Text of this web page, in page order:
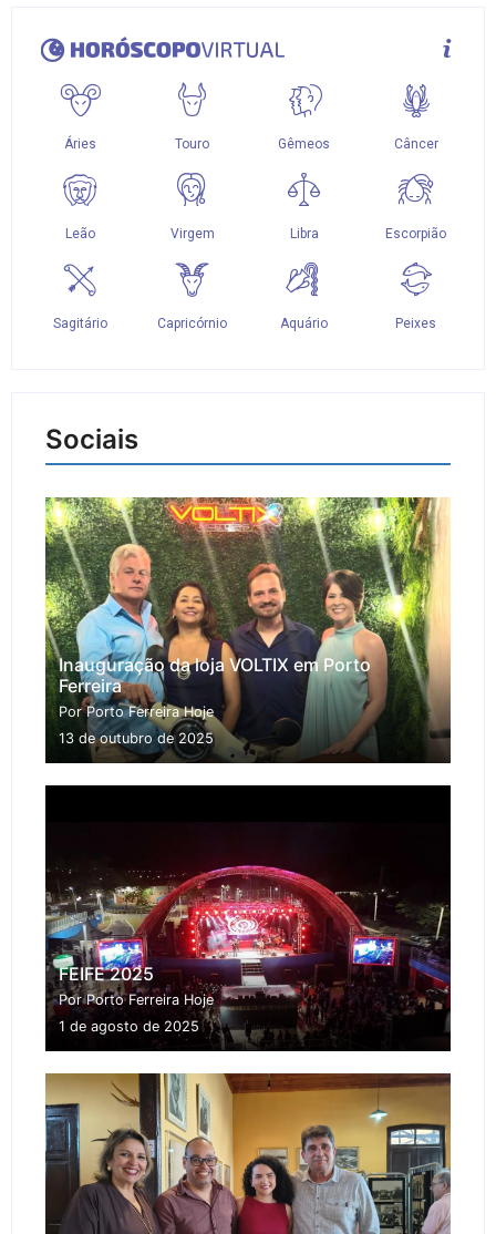
Sociais
Inauguração da loja VOLTIX em Porto
Ferreira
Por Porto Ferreira Hoje
13 de outubro de 2025
FEIFE 2025
Por Porto Ferreira Hoje
1 de agosto de 2025